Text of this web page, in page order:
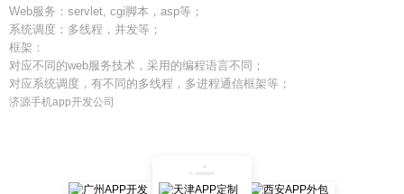
Web服务：servlet, cgi脚本，asp等；
系统调度：多线程，并发等；
框架：
对应不同的web服务技术，采用的编程语言不同；
对应系统调度，有不同的多线程，多进程通信框架等；
济源手机app开发公司